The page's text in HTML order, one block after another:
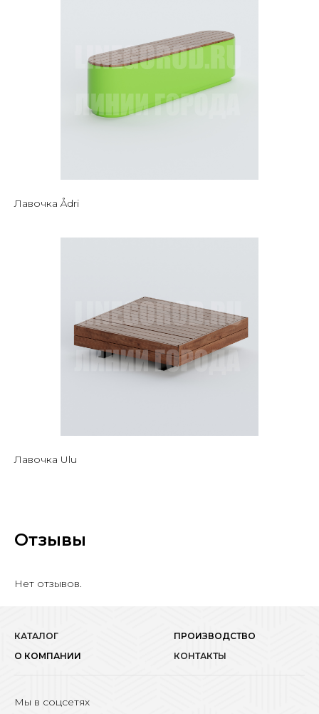
Лавочка Ådri
Лавочка Ulu
Отзывы
Нет отзывов.
КАТАЛОГ
ПРОИЗВОДСТВО
О КОМПАНИИ
КОНТАКТЫ
Мы в соцсетях